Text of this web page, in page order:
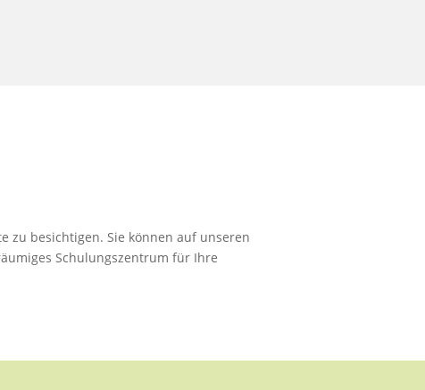
zu besichtigen. Sie können auf unseren
Schulungszentrum für Ihre